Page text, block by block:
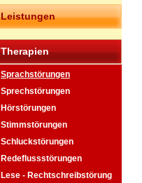
Leistungen
Therapien
Sprachstörungen
Sprechstörungen
Hörstörungen
Stimmstörungen
Schluckstörungen
Redeflussstörungen
Lese - Rechtschreibstörung